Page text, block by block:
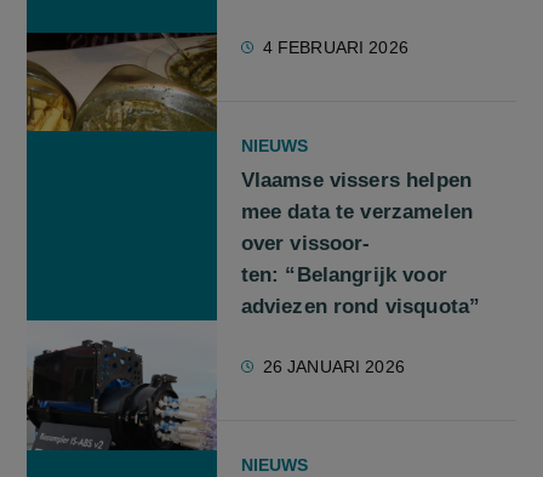
4 FEBRUARI 2026
NIEUWS
Vlaamse vis­sers hel­pen
mee data te ver­za­me­len
over vis­soor­
ten: “Belangrijk voor
adviezen rond visquota”
26 JANUARI 2026
NIEUWS